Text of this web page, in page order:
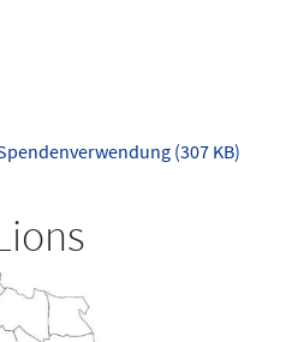
(307 KB)